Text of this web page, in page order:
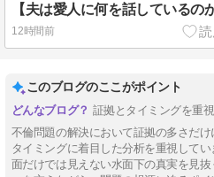
【夫は愛人に何を話しているの
12時間前
このブログのここがポイント
証拠とタイミングを重
不倫問題の解決において証拠の多さだ
タイミングに着目した分析を重視して
面だけでは見えない水面下の真実を見